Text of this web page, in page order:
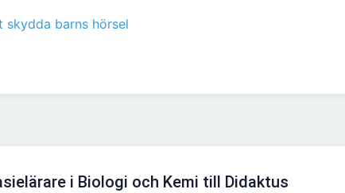
barns hörsel
i Biologi och Kemi till Didaktus